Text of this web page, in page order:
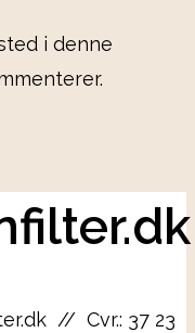
i denne
// Cvr.: 37 23